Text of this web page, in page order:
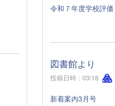
令和７年度学校評価
図書館より
投稿日時 : 03/18
新着案内3月号